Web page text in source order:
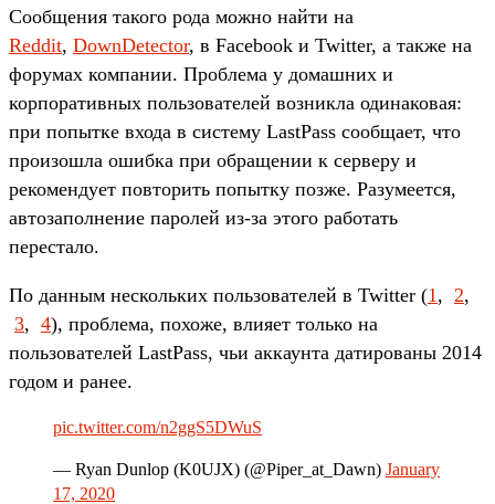
Сообщения такого рода можно найти на
Reddit, DownDetector, в Facebook и Twitter, а также на
форумах компании. Проблема у домашних и
корпоративных пользователей возникла одинаковая:
при попытке входа в систему LastPass сообщает, что
произошла ошибка при обращении к серверу и
рекомендует повторить попытку позже. Разумеется,
автозаполнение паролей из-за этого работать
перестало.
По данным нескольких пользователей в Twitter (1 , 2,
3, 4), проблема, похоже, влияет только на
пользователей LastPass, чьи аккаунта датированы 2014
годом и ранее.
pic.twitter.com/n2ggS5DWuS
— Ryan Dunlop (K0UJX) (@Piper_at_Dawn) January
17, 2020